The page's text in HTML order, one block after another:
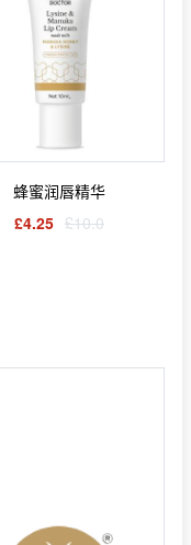
蜂蜜润唇精华
£4.25 £10.0